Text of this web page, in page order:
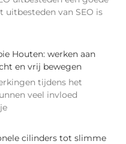
uitbesteden van SEO is
Houten: werken aan
en vrij bewegen
tijdens het
veel invloed
cilinders tot slimme